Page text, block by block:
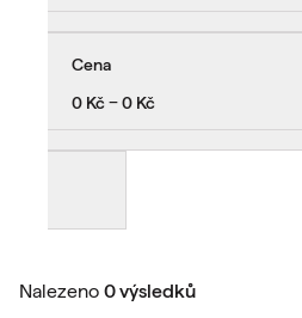
Cena
0 Kč − 0 Kč
Nalezeno 0 výsledků